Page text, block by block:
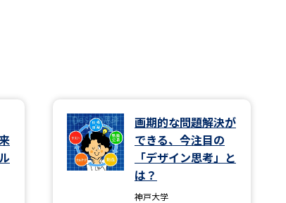
・進学関連、塾・予備校
画期的な問題解決が
できる、今注目の
「デザイン思考」と
は？
神戸大学